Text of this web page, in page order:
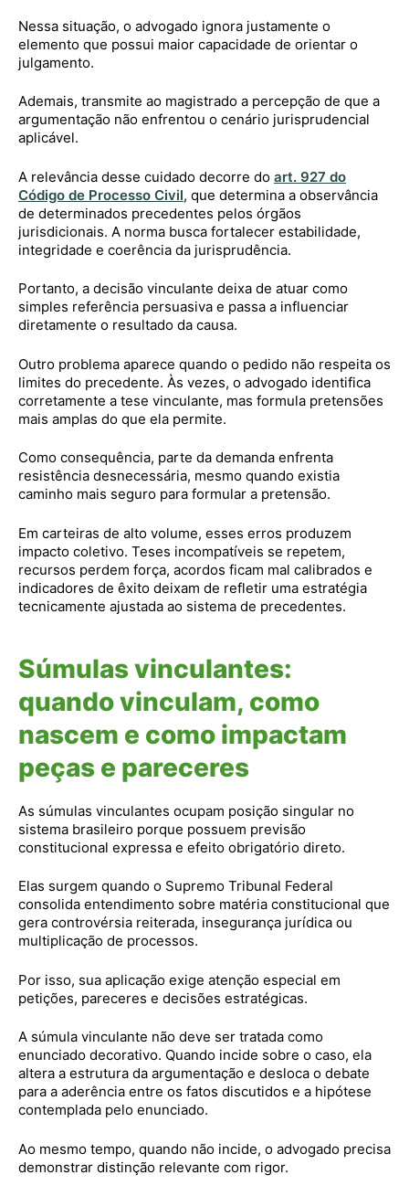
Nessa situação, o advogado ignora justamente o
elemento que possui maior capacidade de orientar o
julgamento.
Ademais, transmite ao magistrado a percepção de que a
argumentação não enfrentou o cenário jurisprudencial
aplicável.
A relevância desse cuidado decorre do art. 927 do
Código de Processo Civil, que determina a observância
de determinados precedentes pelos órgãos
jurisdicionais. A norma busca fortalecer estabilidade,
integridade e coerência da jurisprudência.
Portanto, a decisão vinculante deixa de atuar como
simples referência persuasiva e passa a influenciar
diretamente o resultado da causa.
Outro problema aparece quando o pedido não respeita os
limites do precedente. Às vezes, o advogado identifica
corretamente a tese vinculante, mas formula pretensões
mais amplas do que ela permite.
Como consequência, parte da demanda enfrenta
resistência desnecessária, mesmo quando existia
caminho mais seguro para formular a pretensão.
Em carteiras de alto volume, esses erros produzem
impacto coletivo. Teses incompatíveis se repetem,
recursos perdem força, acordos ficam mal calibrados e
indicadores de êxito deixam de refletir uma estratégia
tecnicamente ajustada ao sistema de precedentes.
Súmulas vinculantes:
quando vinculam, como
nascem e como impactam
peças e pareceres
As súmulas vinculantes ocupam posição singular no
sistema brasileiro porque possuem previsão
constitucional expressa e efeito obrigatório direto.
Elas surgem quando o Supremo Tribunal Federal
consolida entendimento sobre matéria constitucional que
gera controvérsia reiterada, insegurança jurídica ou
multiplicação de processos.
Por isso, sua aplicação exige atenção especial em
petições, pareceres e decisões estratégicas.
A súmula vinculante não deve ser tratada como
enunciado decorativo. Quando incide sobre o caso, ela
altera a estrutura da argumentação e desloca o debate
para a aderência entre os fatos discutidos e a hipótese
contemplada pelo enunciado.
Ao mesmo tempo, quando não incide, o advogado precisa
demonstrar distinção relevante com rigor.